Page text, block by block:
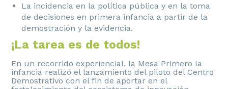
La incidencia en la política pública y en la toma
de decisiones en primera infancia a partir de la
demostración y la evidencia.
¡La tarea es de todos!
En un recorrido experiencial, la Mesa Primero la
infancia realizó el lanzamiento del piloto del Centro
Demostrativo con el fin de aportar en el